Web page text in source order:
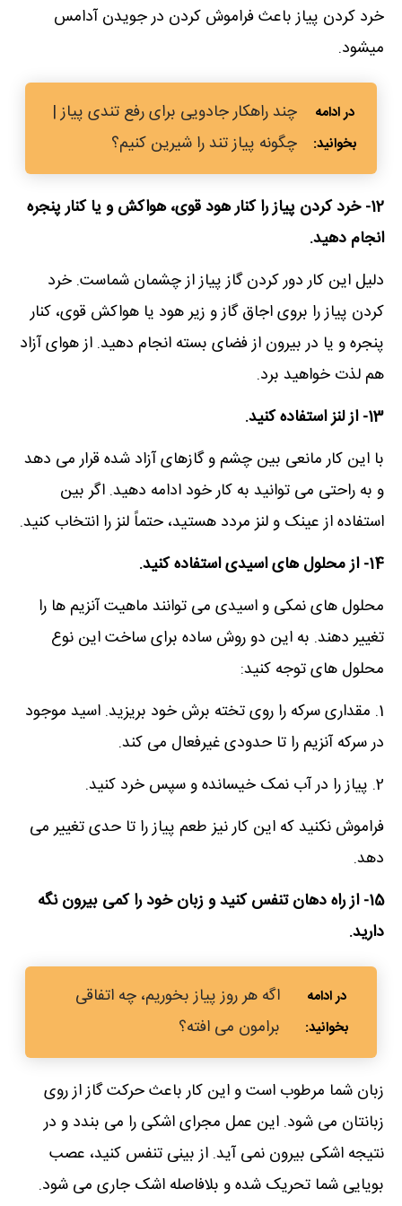
خرد کردن پیاز باعث فراموش کردن در جویدن آدامس
میشود.
چند راهکار جادویی برای رفع تندی پیاز |
چگونه پیاز تند را شیرین کنیم؟
12- خرد کردن پیاز را کنار هود قوی، هواکش و یا کنار پنجره
انجام دهید.
دلیل این کار دور کردن گاز پیاز از چشمان شماست. خرد
کردن پیاز را بروی اجاق گاز و زیر هود یا هواکش قوی، کنار
پنجره و یا در بیرون از فضای بسته انجام دهید. از هوای آزاد
هم لذت خواهید برد.
13- از لنز استفاده کنید.
با این کار مانعی بین چشم و گازهای آزاد شده قرار می دهد
و به راحتی می توانید به کار خود ادامه دهید. اگر بین
استفاده از عینک و لنز مردد هستید، حتماً لنز را انتخاب کنید.
14- از محلول های اسیدی استفاده کنید.
محلول های نمکی و اسیدی می توانند ماهیت آنزیم ها را
تغییر دهند. به این دو روش ساده برای ساخت این نوع
محلول های توجه کنید:
1. مقداری سرکه را روی تخته برش خود بریزید. اسید موجود
در سرکه آنزیم را تا حدودی غیرفعال می کند.
2. پیاز را در آب نمک خیسانده و سپس خرد کنید.
فراموش نکنید که این کار نیز طعم پیاز را تا حدی تغییر می
دهد.
15- از راه دهان تنفس کنید و زبان خود را کمی بیرون نگه
دارید.
اگه هر روز پیاز بخوریم، چه اتفاقی
برامون می افته؟
زبان شما مرطوب است و این کار باعث حرکت گاز از روی
زبانتان می شود. این عمل مجرای اشکی را می بندد و در
نتیجه اشکی بیرون نمی آید. از بینی تنفس کنید، عصب
بویایی شما تحریک شده و بلافاصله اشک جاری می شود.